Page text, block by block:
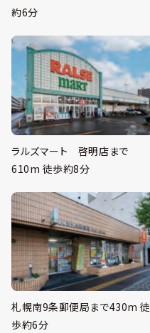
約6分
ラルズマート 啓明店まで
610m 徒歩約8分
札幌南9条郵便局まで430m 徒
歩約6分